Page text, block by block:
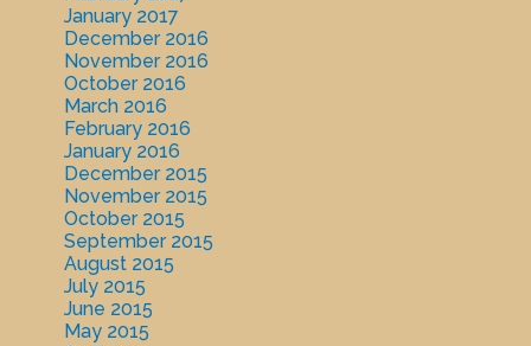
January 2017
December 2016
November 2016
October 2016
March 2016
February 2016
January 2016
December 2015
November 2015
October 2015
September 2015
August 2015
July 2015
June 2015
May 2015